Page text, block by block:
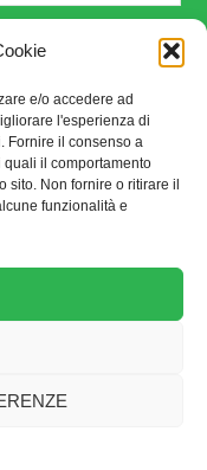
e/o accedere ad
l'esperienza di
Fornire il consenso a
il comportamento
sito. Non fornire o ritirare il
funzionalità e